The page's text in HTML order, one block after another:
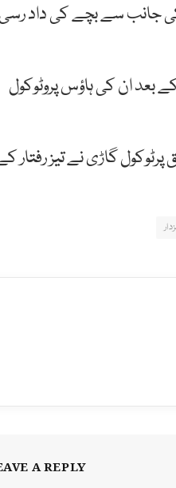
کی جانب سے بچے کی داد
بعد ان کی ہاؤس پروٹوکول
گاڑی نے تیز رفتار
A REPLY